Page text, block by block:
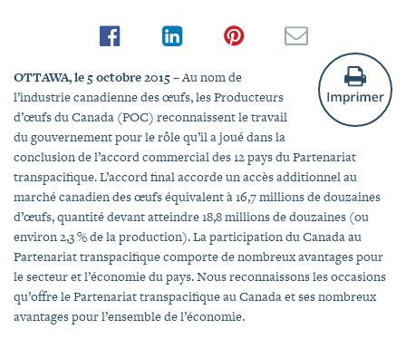
OTTAWA, le 5 octobre 2015– Au nom de
l’industrie canadienne des œufs, les Producteurs
d’œufs du Canada (POC) reconnaissent le travail
du gouvernement pour le rôle qu’il a joué dans la
conclusion de l’accord commercial des 12 pays du Partenariat
transpacifique. L’accord final accorde un accès additionnel au
marché canadien des œufs équivalent à 16,7 millions de douzaines
d’œufs, quantité devant atteindre 18,8 millions de douzaines (ou
environ 2,3 % de la production). La participation du Canada au
Partenariat transpacifique comporte de nombreux avantages pour
le secteur et l’économie du pays. Nous reconnaissons les occasions
qu’offre le Partenariat transpacifique au Canada et ses nombreux
avantages pour l’ensemble de l’économie.